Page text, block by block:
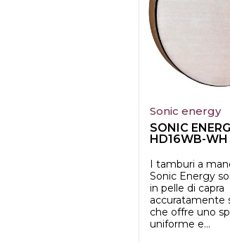
Sonic energy
SONIC
HD16WB-
I tamburi a
Sonic Energy
in pelle di capra
accuratamente
che offre uno
uniforme e...